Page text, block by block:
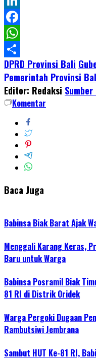
LinkedIn
Facebook
WhatsApp
Share
DPRD Provinsi Bali
Pemerintah Provinsi
Editor: Redaksi
Komentar
Baca Juga
Babinsa Biak Barat Ajak
Menggali Karang Keras,
Baru untuk Warga
Babinsa Posramil Biak
81 RI di Distrik Oridek
Warga Pergoki Dugaan
Rambutsiwi Jembrana
Sambut HUT Ke-81 RI,